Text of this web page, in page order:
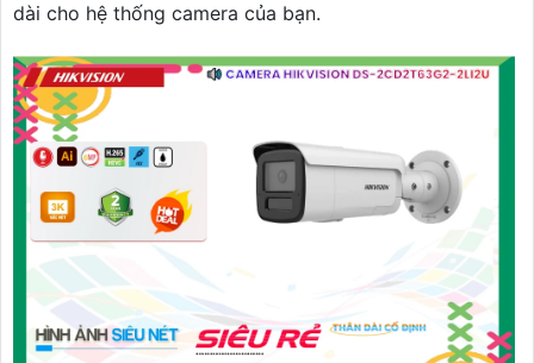
dài cho hệ thống camera của bạn.